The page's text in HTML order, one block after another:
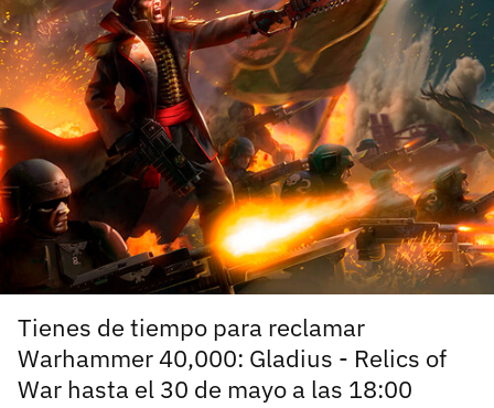
Tienes de tiempo para reclamar
Warhammer 40,000: Gladius - Relics of
War hasta el 30 de mayo a las 18:00
¿Todavía no tienes cuenta?
Regístrate gratis
El inicio de sesión con Facebook ya no está
disponible, pero puedes seguir usando tu cuenta
de 3DJuegos:
Recupera tu acceso con Facebook
carácter inicial), pero no mayúsculas, espacios, tildes
o caracteres especiales.
He leído y acepto lapolitica de privacidad y
de participación
Registrarse en 3DJuegos
Entra con Google
¿Ya tienes cuenta?